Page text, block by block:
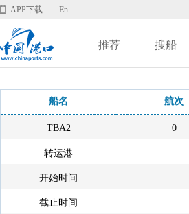
APP下载 En
推荐 搜船
船名 航次
TBA2 0
转运港
开始时间
截止时间